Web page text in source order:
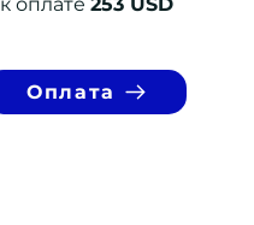
Оплата